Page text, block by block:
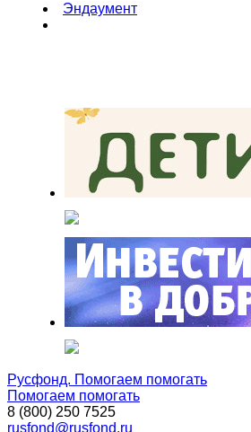
Эндаумент
Русфонд. Помогаем помогать
Помогаем помогать
8 (800) 250 7525
rusfond@rusfond.ru